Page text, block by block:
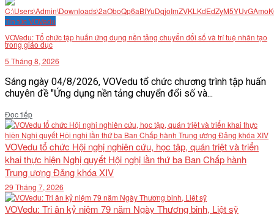
VĂN BẢN
THƯ VIỆN
Tin tức VOVedu
VOVedu: Tổ chức tập huấn ứng dụng nền tảng chuyển đổi số và trí tuệ nhân tạo
trong giáo dục
5 Tháng 8, 2026
Sáng ngày 04/8/2026, VOVedu tổ chức chương trình tập huấn
chuyên đề "Ứng dụng nền tảng chuyển đổi số và...
Đọc tiếpDetails
VOVedu tổ chức Hội nghị nghiên cứu, học tập, quán triệt và triển
khai thực hiện Nghị quyết Hội nghị lần thứ ba Ban Chấp hành
Trung ương Đảng khóa XIV
29 Tháng 7, 2026
VOVedu: Tri ân kỷ niệm 79 năm Ngày Thương binh, Liệt sỹ